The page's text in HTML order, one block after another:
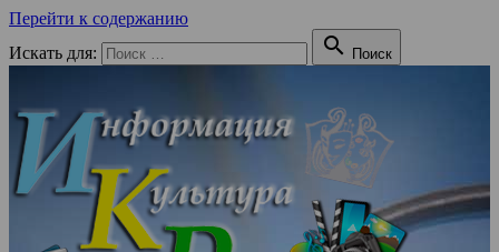
Перейти к содержанию
Искать для:
 Поиск